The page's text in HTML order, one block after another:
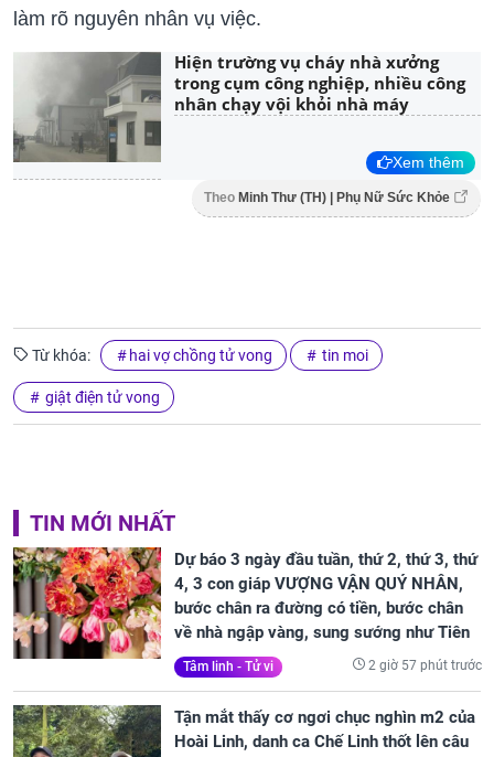
làm rõ nguyên nhân vụ việc.
Hiện trường vụ cháy nhà xưởng
trong cụm công nghiệp, nhiều công
nhân chạy vội khỏi nhà máy
Xem thêm
Theo Minh Thư (TH) | Phụ Nữ Sức Khỏe
Từ khóa: hai vợ chồng tử vong tin moi
giật điện tử vong
TIN MỚI NHẤT
Dự báo 3 ngày đầu tuần, thứ 2, thứ 3, thứ
4, 3 con giáp VƯỢNG VẬN QUÝ NHÂN,
bước chân ra đường có tiền, bước chân
về nhà ngập vàng, sung sướng như Tiên
Tâm linh - Tử vi 2 giờ 57 phút trước
Tận mắt thấy cơ ngơi chục nghìn m2 của
Hoài Linh, danh ca Chế Linh thốt lên câu